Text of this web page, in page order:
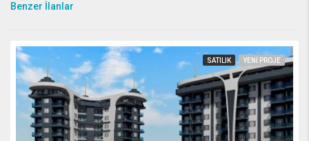
Benzer İlanlar
SATILIK YENI PROJE